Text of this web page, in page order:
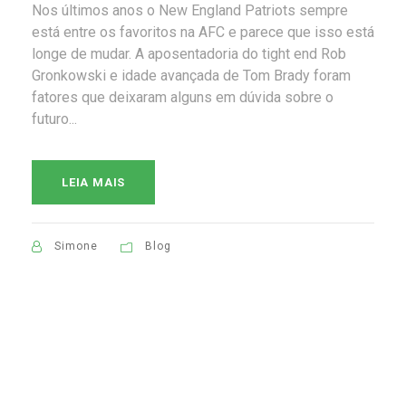
Nos últimos anos o New England Patriots sempre
está entre os favoritos na AFC e parece que isso está
longe de mudar. A aposentadoria do tight end Rob
Gronkowski e idade avançada de Tom Brady foram
fatores que deixaram alguns em dúvida sobre o
futuro...
LEIA MAIS
Simone Blog